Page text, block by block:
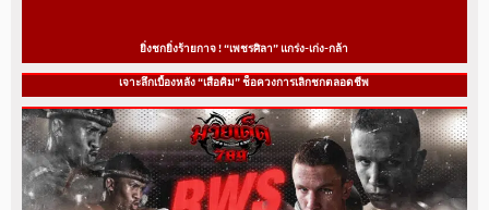
ยิ่งชกยิ่งร้ายกาจ ! “เพชรศิลา” แกร่ง-เก่ง-กล้า
เจาะลึกเบื้องหลัง “เสือคิม” ช็อควงการเลิกชกตลอดชีพ